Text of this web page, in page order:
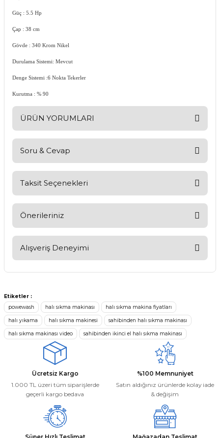
Güç : 5.5 Hp
Çap : 38 cm
Gövde : 340 Krom Nikel
Durulama Sistemi: Mevcut
Denge Sistemi :6 Nokta Tekerler
Kurutma : % 90
ÜRÜN YORUMLARI
Bu ürüne ilk yorumu siz yapın!
Soru & Cevap
Ürün hakkında henüz soru sorulmamış.
Taksit Seçenekleri
Önerileriniz
kullanarak tarafımıza iletebilirsiniz.
Görüş ve önerileriniz için teşekkür ederiz.
Ürün açıklamasında eksik bilgiler bulunuyor.
Ürün bilgilerinde hatalar bulunuyor.
Ürün fiyatı diğer sitelerden daha pahalı.
Bu ürüne benzer farklı alternatifler olmalı.
Alışveriş Deneyimi
verin, size ulaşamıyorum.
Deneyimini Paylaş
Etiketler :
powewash
halı sıkma makinası halı sıkma makina fiyatları
halı yıkama halı sıkma makinesi sahibinden halı sıkma makinası
halı sıkma makinası video sahibinden ikinci el halı sıkma makinası
Ücretsiz Kargo
1.000 TL üzeri tüm siparişlerde
geçerli kargo bedava
%100 Memnuniyet
Satın aldığınız ürünlerde kolay iade
& değişim
Süper Hızlı Teslimat
Mağazadan Teslimat